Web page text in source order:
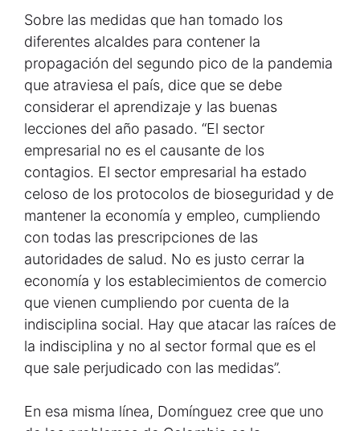
Sobre las medidas que han tomado los
diferentes alcaldes para contener la
propagación del segundo pico de la pandemia
que atraviesa el país, dice que se debe
considerar el aprendizaje y las buenas
lecciones del año pasado. “El sector
empresarial no es el causante de los
contagios. El sector empresarial ha estado
celoso de los protocolos de bioseguridad y de
mantener la economía y empleo, cumpliendo
con todas las prescripciones de las
autoridades de salud. No es justo cerrar la
economía y los establecimientos de comercio
que vienen cumpliendo por cuenta de la
indisciplina social. Hay que atacar las raíces de
la indisciplina y no al sector formal que es el
que sale perjudicado con las medidas”.
En esa misma línea, Domínguez cree que uno